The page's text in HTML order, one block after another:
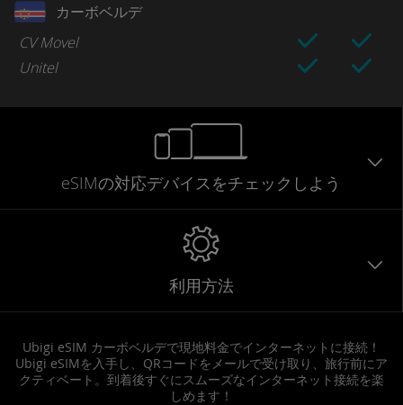
カーボベルデ
CV Movel
Unitel
eSIMの対応デバイスをチェックしよう
利用方法
Ubigi eSIM カーボベルデで現地料金でインターネットに接続！
Ubigi eSIMを入手し、QRコードをメールで受け取り、旅行前にア
クティベート。到着後すぐにスムーズなインターネット接続を楽
しめます！